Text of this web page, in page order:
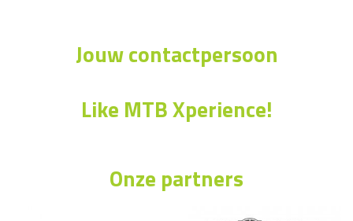
Jouw contactpersoon
Like MTB Xperience!
Onze partners